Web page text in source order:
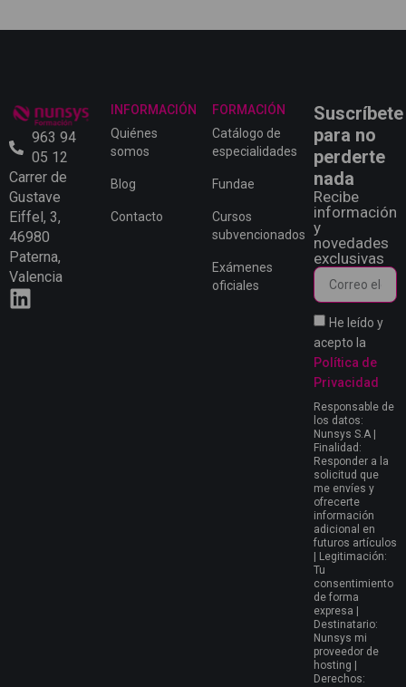
963 94
05 12
Carrer de
Gustave
Eiffel, 3,
46980
Paterna,
Valencia
INFORMACIÓN
Quiénes
somos
Blog
Contacto
FORMACIÓN
Catálogo de
especialidades
Fundae
Cursos
subvencionados
Exámenes
oficiales
Suscríbete
para no
perderte
nada
Recibe
información
y
novedades
exclusivas
He leído y
acepto la
Política de
Privacidad
Responsable de
los datos:
Nunsys S.A |
Finalidad:
Responder a la
solicitud que
me envíes y
ofrecerte
información
adicional en
futuros artículos
| Legitimación:
Tu
consentimiento
de forma
expresa |
Destinatario:
Nunsys mi
proveedor de
hosting |
Derechos: